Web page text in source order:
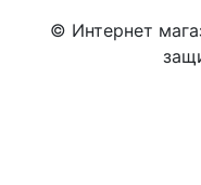
© Интернет